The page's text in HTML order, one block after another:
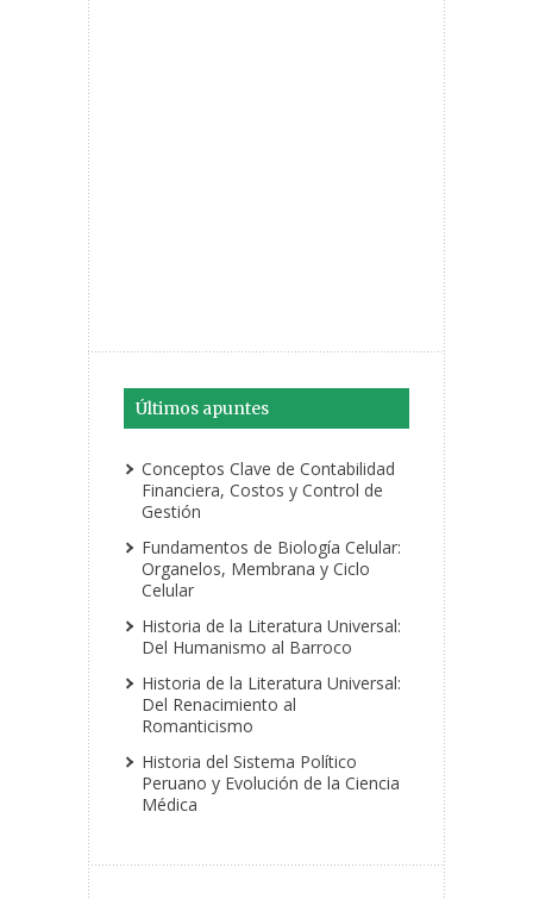
Últimos apuntes
Conceptos Clave de Contabilidad
Financiera, Costos y Control de
Gestión
Fundamentos de Biología Celular:
Organelos, Membrana y Ciclo
Celular
Historia de la Literatura Universal:
Del Humanismo al Barroco
Historia de la Literatura Universal:
Del Renacimiento al
Romanticismo
Historia del Sistema Político
Peruano y Evolución de la Ciencia
Médica